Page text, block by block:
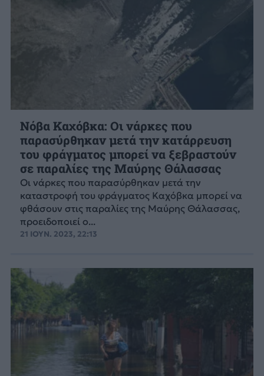
Νόβα Καχόβκα: Οι νάρκες που
παρασύρθηκαν μετά την κατάρρευση
του φράγματος μπορεί να ξεβραστούν
σε παραλίες της Μαύρης Θάλασσας
Οι νάρκες που παρασύρθηκαν μετά την
καταστροφή του φράγματος Καχόβκα μπορεί να
φθάσουν στις παραλίες της Μαύρης Θάλασσας,
προειδοποιεί ο...
21 ΙΟΥΝ. 2023, 22:13